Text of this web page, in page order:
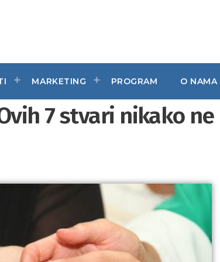
MARKETING PROGRAM O NAMA
7 stvari nikako ne